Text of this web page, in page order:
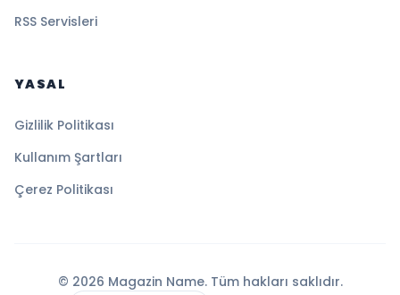
RSS Servisleri
YASAL
Gizlilik Politikası
Kullanım Şartları
Çerez Politikası
© 2026 Magazin Name. Tüm hakları saklıdır.